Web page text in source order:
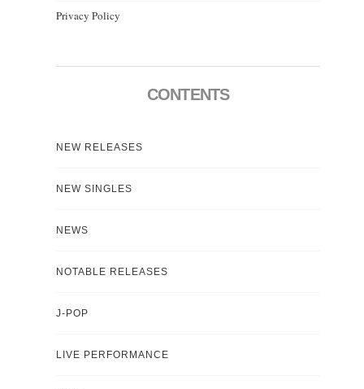
Privacy Policy
CONTENTS
NEW RELEASES
NEW SINGLES
NEWS
NOTABLE RELEASES
J-POP
LIVE PERFORMANCE